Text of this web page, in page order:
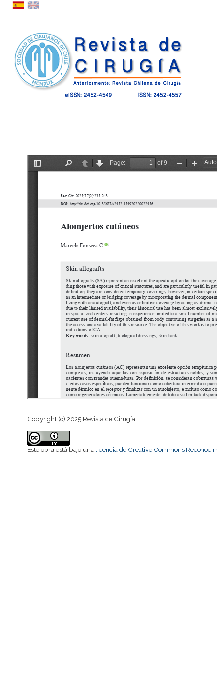
Copyright (c) 2025 Revista de Cirugía
Este obra está bajo una licencia de Creative Commons